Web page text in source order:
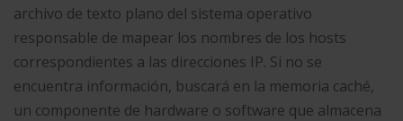
archivo de texto plano del sistema operativo
responsable de mapear los nombres de los hosts
correspondientes a las direcciones IP. Si no se
encuentra información, buscará en la memoria caché,
un componente de hardware o software que almacena